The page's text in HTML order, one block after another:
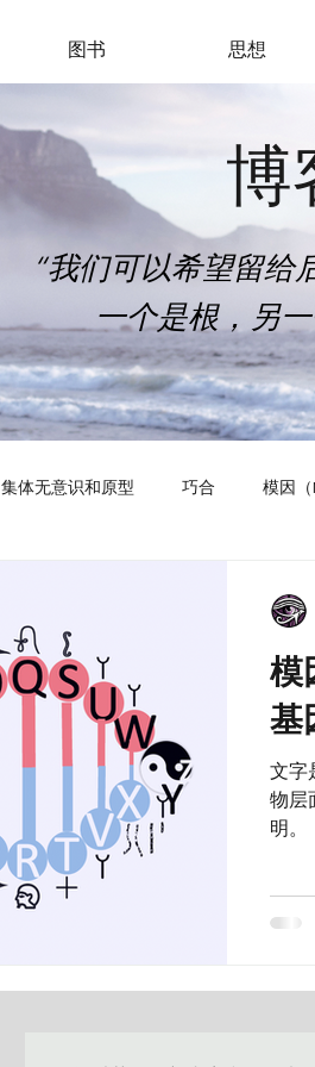
图书 思想
博
“我们可以希望留给
一个是根，另
集体无意识和原型 巧合 模因
模
基
文字
物层
明。